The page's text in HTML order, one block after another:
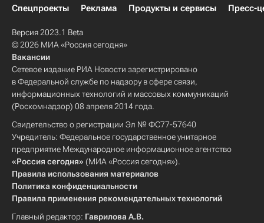
Спецпроекты
Реклама Продукты и сервисы Пресс-
Версия 2023.1 Beta
© 2026 МИА «Россия сегодня»
Вакансии
Сетевое издание РИА Новости зарегистрировано
в Федеральной службе по надзору в сфере связи,
информационных технологий и массовых коммуникаций
(Роскомнадзор) 08 апреля 2014 года.
Свидетельство о регистрации Эл № ФС77-57640
Учредитель: Федеральное государственное унитарное
предприятие Международное информационное агентство
«Россия сегодня» (МИА «Россия сегодня»).
Правила использования материалов
Политика конфиденциальности
Правила применения рекомендательных технологий
Главный редактор: Гаврилова А.В.